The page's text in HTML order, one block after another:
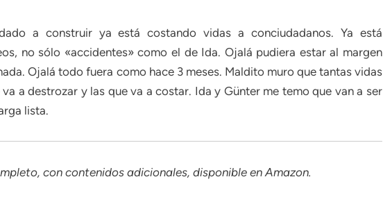
a construir ya está costando vidas a conciudadanos. Ya está
no sólo «accidentes» como el de Ida. Ojalá pudiera estar al margen
Ojalá todo fuera como hace 3 meses. Maldito muro que tantas vidas
a destrozar y las que va a costar. Ida y Günter me temo que van a ser
lista.
con contenidos adicionales, disponible en Amazon.